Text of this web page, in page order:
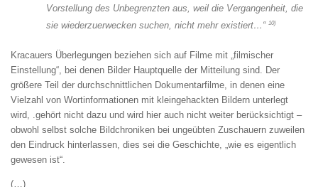
Vorstellung des Unbegrenzten aus, weil die Vergangenheit, die
sie wiederzuerwecken suchen, nicht mehr existiert…“ 10)
Kracauers Überlegungen beziehen sich auf Filme mit „filmischer
Einstellung“, bei denen Bilder Hauptquelle der Mitteilung sind. Der
größere Teil der durchschnittlichen Dokumentarfilme, in denen eine
Vielzahl von Wort­informationen mit kleingehackten Bildern unterlegt
wird, .gehört nicht da­zu und wird hier auch nicht weiter berücksichtigt –
obwohl selbst solche Bildchroniken bei ungeübten Zuschauern zuweilen
den Eindruck hinterlassen, dies sei die Geschichte, „wie es eigentlich
gewesen ist“.
(…)